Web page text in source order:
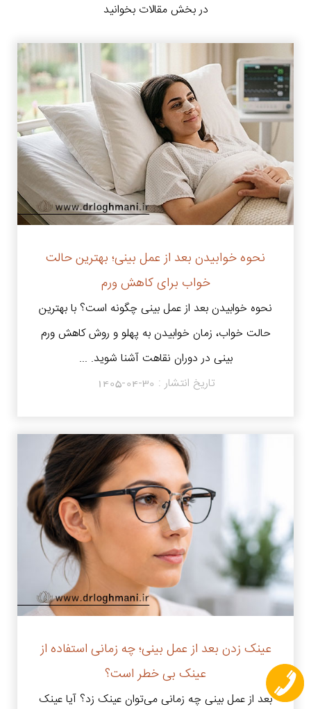
در بخش مقالات بخوانید
نحوه خوابیدن بعد از عمل بینی؛ بهترین حالت
خواب برای کاهش ورم
نحوه خوابیدن بعد از عمل بینی چگونه است؟ با بهترین
حالت خواب، زمان خوابیدن به پهلو و روش کاهش ورم
بینی در دوران نقاهت آشنا شوید. ...
تاریخ انتشار : 1405-04-30
عینک زدن بعد از عمل بینی؛ چه زمانی استفاده از
عینک بی خطر است؟
بعد از عمل بینی چه زمانی می‌توان عینک زد؟ آیا عینک